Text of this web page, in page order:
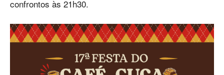
confrontos às 21h30.